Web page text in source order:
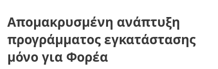
Απομακρυσμένη ανάπτυξη
προγράμματος εγκατάστασης
μόνο για Φορέα